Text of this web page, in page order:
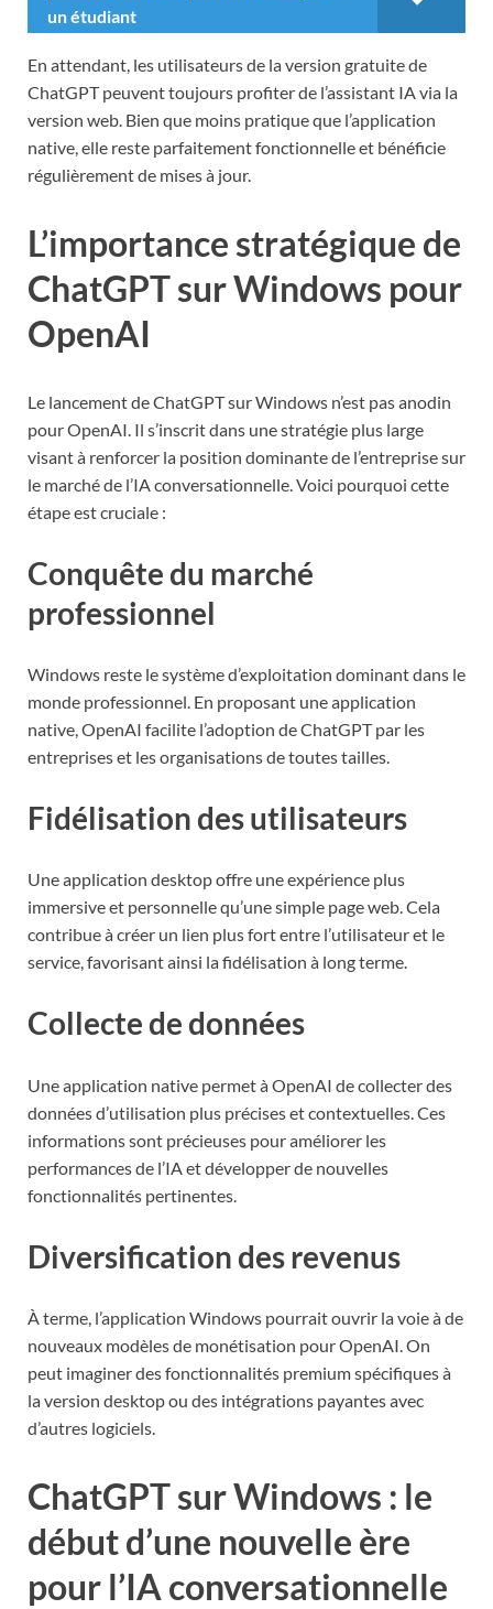
un étudiant
En attendant, les utilisateurs de la version gratuite de
ChatGPT peuvent toujours profiter de l’assistant IA via la
version web. Bien que moins pratique que l’application
native, elle reste parfaitement fonctionnelle et bénéficie
régulièrement de mises à jour.
L’importance stratégique de
ChatGPT sur Windows pour
OpenAI
Le lancement de ChatGPT sur Windows n’est pas anodin
pour OpenAI. Il s’inscrit dans une stratégie plus large
visant à renforcer la position dominante de l’entreprise sur
le marché de l’IA conversationnelle. Voici pourquoi cette
étape est cruciale :
Conquête du marché
professionnel
Windows reste le système d’exploitation dominant dans le
monde professionnel. En proposant une application
native, OpenAI facilite l’adoption de ChatGPT par les
entreprises et les organisations de toutes tailles.
Fidélisation des utilisateurs
Une application desktop offre une expérience plus
immersive et personnelle qu’une simple page web. Cela
contribue à créer un lien plus fort entre l’utilisateur et le
service, favorisant ainsi la fidélisation à long terme.
Collecte de données
Une application native permet à OpenAI de collecter des
données d’utilisation plus précises et contextuelles. Ces
informations sont précieuses pour améliorer les
performances de l’IA et développer de nouvelles
fonctionnalités pertinentes.
Diversification des revenus
À terme, l’application Windows pourrait ouvrir la voie à de
nouveaux modèles de monétisation pour OpenAI. On
peut imaginer des fonctionnalités premium spécifiques à
la version desktop ou des intégrations payantes avec
d’autres logiciels.
ChatGPT sur Windows : le
début d’une nouvelle ère
pour l’IA conversationnelle